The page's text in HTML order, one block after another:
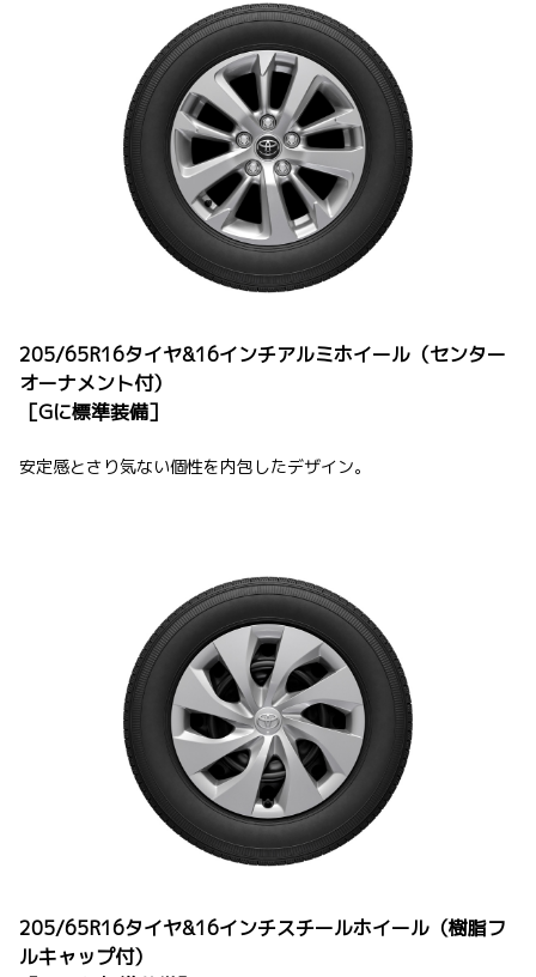
205/65R16タイヤ&16インチアルミホイール（センター
オーナメント付）
［Gに標準装備］
安定感とさり気ない個性を内包したデザイン。
205/65R16タイヤ&16インチスチールホイール（樹脂フ
ルキャップ付）